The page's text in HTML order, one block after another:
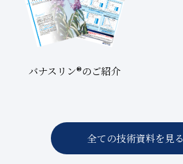
バナスリン®のご紹介
全ての技術資料を見る